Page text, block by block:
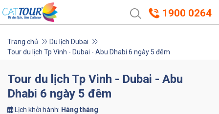
1900 0264
Trang chủ
Du lịch Dubai
Tour du lịch Tp Vinh - Dubai - Abu Dhabi 6 ngày 5 đêm
Tour du lịch Tp Vinh - Dubai - Abu
Dhabi 6 ngày 5 đêm
Lịch khởi hành: Hàng tháng